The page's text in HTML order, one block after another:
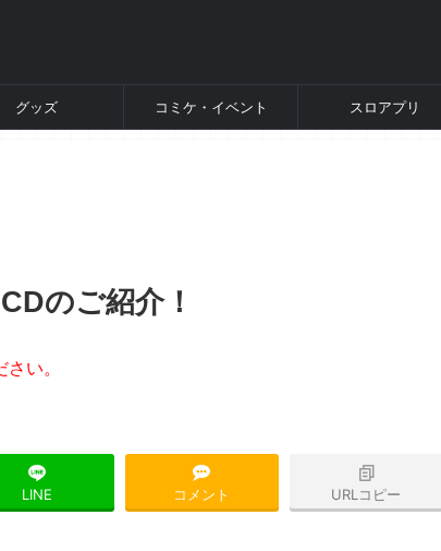
グッズ コミケ・イベント スロアプリ
のご紹介！
LINE コメント URLコピー